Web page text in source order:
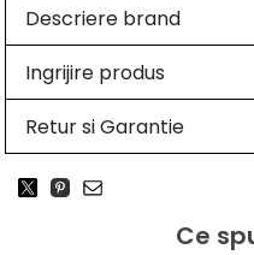
Descriere brand
Ingrijire produs
Retur si Garantie
Ce